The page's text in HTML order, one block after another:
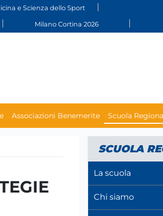
e Scienza dello Sport
Milano Cortina 2026
Associazioni Benemerite Scuola
SCUOLA
La scuola
Chi siamo